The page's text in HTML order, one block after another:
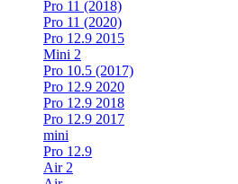
Pro 11 (2018)
Pro 11 (2020)
Pro 12.9 2015
Mini 2
Pro 10.5 (2017)
Pro 12.9 2020
Pro 12.9 2018
Pro 12.9 2017
mini
Pro 12.9
Air 2